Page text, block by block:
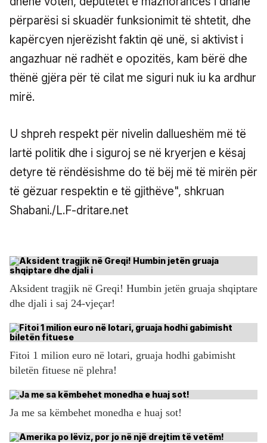
përparësi si skuadër funksionimit të shtetit, dhe
kapërcyen njerëzisht faktin që unë, si aktivist i
angazhuar në radhët e opozitës, kam bërë dhe
thënë gjëra për të cilat me siguri nuk iu ka ardhur
mirë.
U shpreh respekt për nivelin dallueshëm më të
lartë politik dhe i siguroj se në kryerjen e kësaj
detyre të rëndësishme do të bëj më të mirën për
të gëzuar respektin e të gjithëve", shkruan
Shabani./L.F-dritare.net
Aksident tragjik në Greqi! Humbin jetën gruaja shqiptare
dhe djali i saj 24-vjeçar!
Fitoi 1 milion euro në lotari, gruaja hodhi gabimisht
biletën fituese në plehra!
Ja me sa këmbehet monedha e huaj sot!